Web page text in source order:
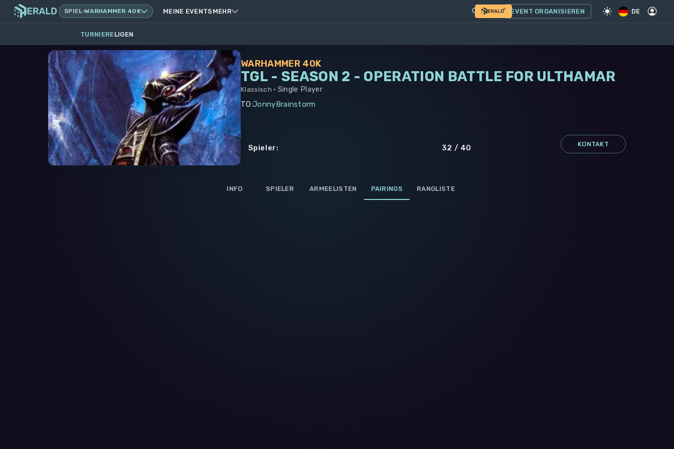
SPIEL·WARHAMMER 40K MEINE EVENTS MEHR EVENT ORGANISIEREN DE
TURNIERELIGEN
WARHAMMER 40K
TGL - SEASON 2 - OPERATION BATTLE FOR ULTHAMAR
Klassisch • Single Player
TO:JonnyBrainstorm
Spieler: 32 / 40 KONTAKT
INFO SPIELER ARMEELISTEN PAIRINGS RANGLISTE